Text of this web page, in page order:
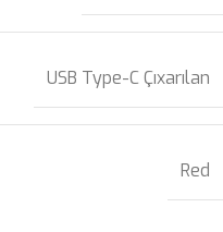
USB Type-C Çıxarılan
Red